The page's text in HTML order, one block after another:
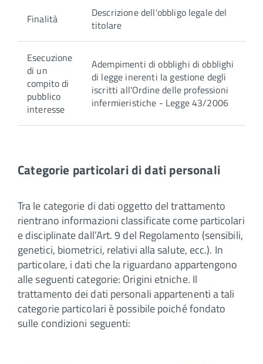
Finalità
Descrizione dell'obbligo legale del
titolare
Esecuzione
di un
compito di
pubblico
interesse
Adempimenti di obblighi di obblighi
di legge inerenti la gestione degli
iscritti all'Ordine delle professioni
infermieristiche - Legge 43/2006
Categorie particolari di dati personali
Tra le categorie di dati oggetto del trattamento
rientrano informazioni classificate come particolari
e disciplinate dall’Art. 9 del Regolamento (sensibili,
genetici, biometrici, relativi alla salute, ecc.). In
particolare, i dati che la riguardano appartengono
alle seguenti categorie: Origini etniche. Il
trattamento dei dati personali appartenenti a tali
categorie particolari è possibile poiché fondato
sulle condizioni seguenti: